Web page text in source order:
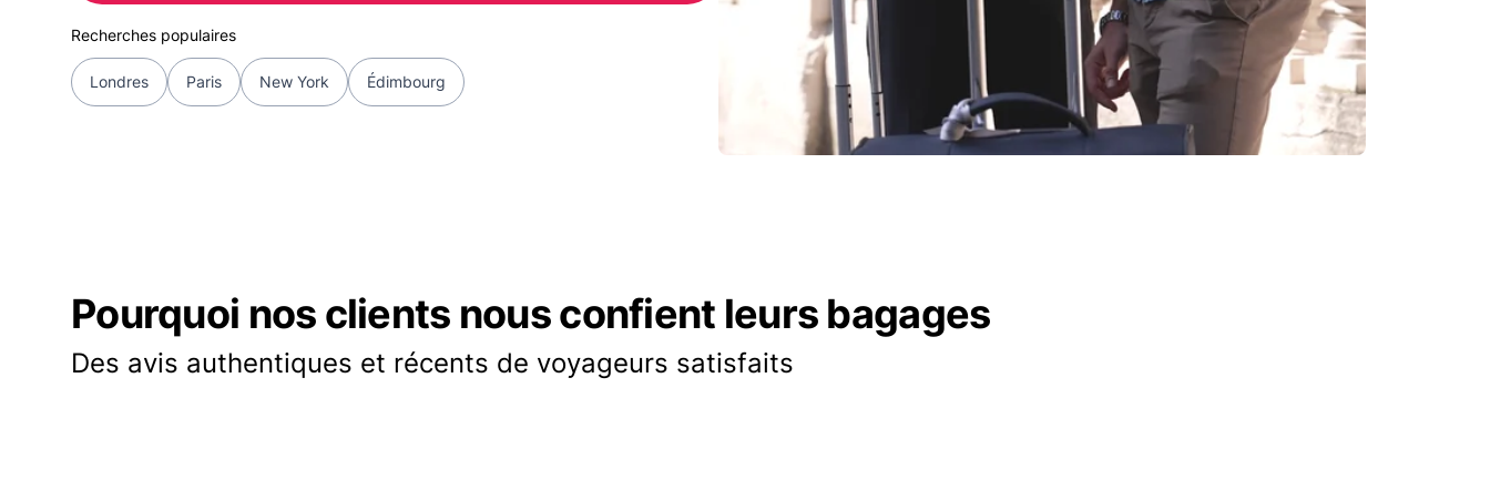
Recherches populaires
Londres Paris New York Édimbourg
Pourquoi nos clients nous confient leurs bagages
Des avis authentiques et récents de voyageurs satisfaits